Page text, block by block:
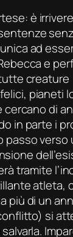
è
ad
e
creature
pianeti
cercano di
in parte i
passo verso
tramite
atleta,
più di un
si